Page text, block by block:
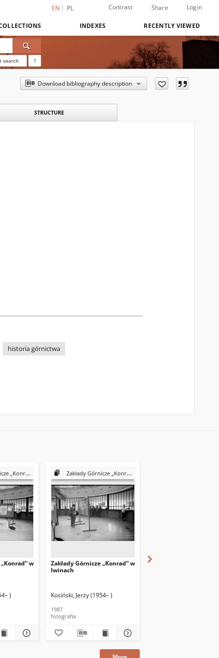
EN PL Contrast Share Login
INDEXES RECENTLY VIEWED
search ?
Download bibliography description
STRUCTURE
historia górnictwa
w Iwinach
w
)
Zakłady Górnicze „Konrad” w Iwinach
Zakłady Górnicze „Konrad” w
Iwinach
Kosiński, Jerzy (1954– )
1987
fotografia